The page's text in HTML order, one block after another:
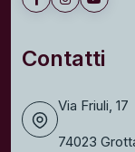
Contatti
Via Friuli, 17
74023